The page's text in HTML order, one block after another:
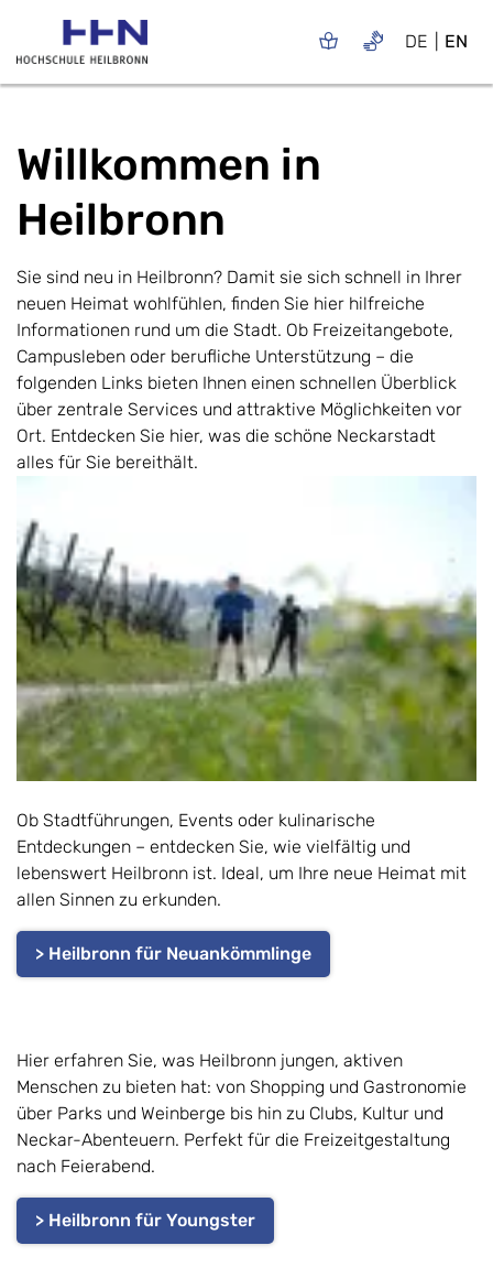
DE EN
Willkommen in
Heilbronn
Sie sind neu in Heilbronn? Damit sie sich schnell in Ihrer
neuen Heimat wohlfühlen, finden Sie hier hilfreiche
Informationen rund um die Stadt. Ob Freizeitangebote,
Campusleben oder berufliche Unterstützung – die
folgenden Links bieten Ihnen einen schnellen Überblick
über zentrale Services und attraktive Möglichkeiten vor
Ort. Entdecken Sie hier, was die schöne Neckarstadt
alles für Sie bereithält.
Ob Stadtführungen, Events oder kulinarische
Entdeckungen – entdecken Sie, wie vielfältig und
lebenswert Heilbronn ist. Ideal, um Ihre neue Heimat mit
allen Sinnen zu erkunden.
> Heilbronn für Neuankömmlinge
Hier erfahren Sie, was Heilbronn jungen, aktiven
Menschen zu bieten hat: von Shopping und Gastronomie
über Parks und Weinberge bis hin zu Clubs, Kultur und
Neckar-Abenteuern. Perfekt für die Freizeitgestaltung
nach Feierabend.
> Heilbronn für Youngster